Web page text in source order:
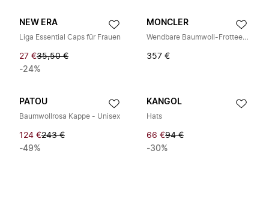
NEW ERA
Liga Essential Caps für Frauen
27 €35,50 €
-24%
MONCLER
Wendbare Baumwoll-Frottee-Decke
357 €
PATOU
Baumwollrosa Kappe - Unisex
124 €243 €
-49%
KANGOL
Hats
66 €94 €
-30%